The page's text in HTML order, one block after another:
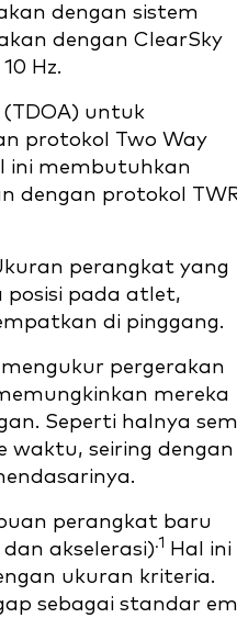
dengan sistem
dengan ClearSky
Hz.
untuk
protokol Two Way
ini membutuhkan
dengan protokol
perangkat yang
posisi pada atlet,
di pinggang.
pergerakan
mereka
Seperti halnya
waktu, seiring dengan
perangkat baru
akselerasi).1
Hal ini
ukuran kriteria.
sebagai standar